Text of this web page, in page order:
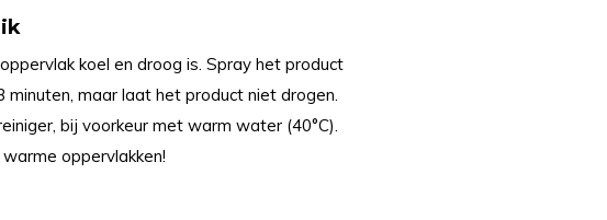
koel en droog is. Spray het product
maar laat het product niet drogen.
bij voorkeur met warm water (40°C).
oppervlakken!